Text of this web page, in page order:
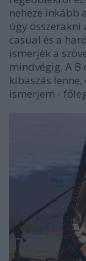
neheze inkább
úgy összerakni
casual és a
ismerjék a
mindvégig. A
kibaszás
ismerjem -